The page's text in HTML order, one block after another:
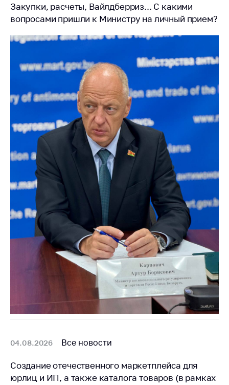
Контакты
Адрес и режим
работы
Министра
Горячая линия
Пресс-служба
Вышестоящий
государственный
орган
Важное на сайте
Сообщить о росте
цен
Ценообразование
на лекарственные
средства, изделия
медицинского
назначения и
медицинскую
технику
Решение Комиссии
по установлению
факта нарушения
антимонопольного
Предостережения и
Закупки, расчеты, Вайлдберриз... С какими
вопросами пришли к Министру на личный прием?
04.08.2026 Все новости
Создание отечественного маркетплейса для
юрлиц и ИП, а также каталога товаров (в рамках